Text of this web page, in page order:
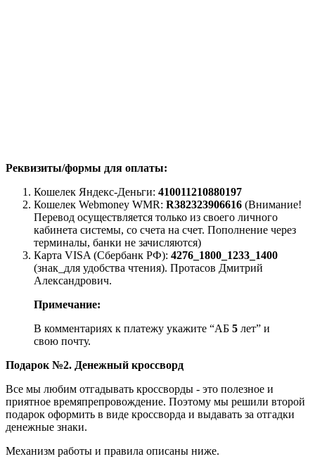
Реквизиты/формы для оплаты:
Кошелек Яндекс-Деньги: 410011210880197
Кошелек Webmoney WMR: R382323906616 (Внимание!
Перевод осуществляется только из своего личного
кабинета системы, со счета на счет. Пополнение через
терминалы, банки не зачисляются)
Карта VISA (Сбербанк РФ): 4276_1800_1233_1400
(знак_для удобства чтения). Протасов Дмитрий
Александрович.
Примечание:
В комментариях к платежу укажите “АБ 5 лет” и
свою почту.
Подарок №2. Денежный кроссворд
Все мы любим отгадывать кроссворды - это полезное и
приятное времяпрепровождение. Поэтому мы решили второй
подарок оформить в виде кроссворда и выдавать за отгадки
денежные знаки.
Механизм работы и правила описаны ниже.